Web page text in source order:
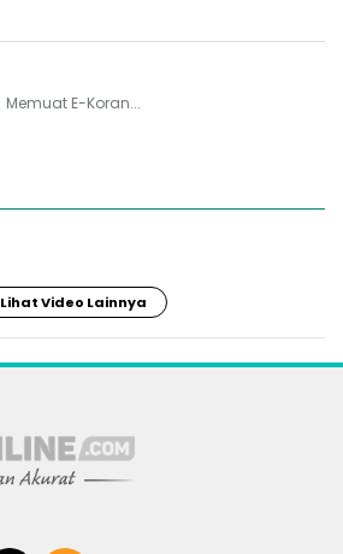
Memuat E-Koran...
Lihat Video Lainnya